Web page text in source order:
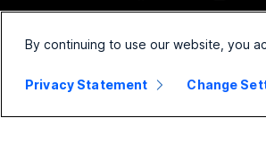
By continuing to use our website, you
Privacy Statement Change